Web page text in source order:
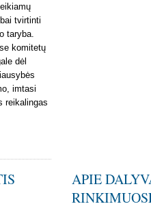
tvirtinti
taryba.
komitetų
dėl
imtasi
reikalingas
APIE